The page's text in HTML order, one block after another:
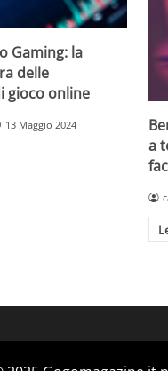
Gaming: la
delle
gioco online
13 Maggio 2024
a